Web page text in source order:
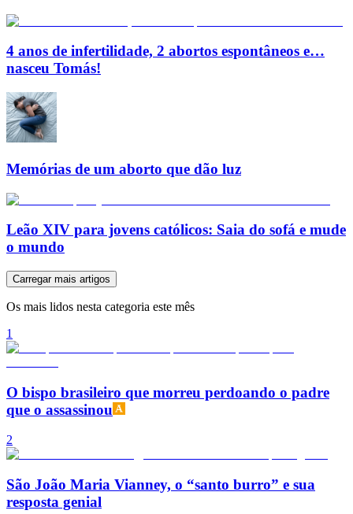
4 anos de infertilidade, 2 abortos espontâneos e…
nasceu Tomás!
Memórias de um aborto que dão luz
Leão XIV para jovens católicos: Saia do sofá e mude
o mundo
Carregar mais artigos
Os mais lidos nesta categoria este mês
1
O bispo brasileiro que morreu perdoando o padre
que o assassinou
2
São João Maria Vianney, o “santo burro” e sua
resposta genial